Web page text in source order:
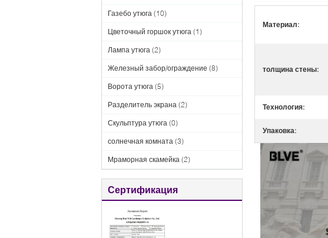
Газебо утюга (10)
Цветочный горшок утюга (1)
Лампа утюга (2)
Железный забор/ограждение (8)
Ворота утюга (5)
Разделитель экрана (2)
Скульптура утюга (0)
солнечная комната (3)
Мраморная скамейка (2)
Сертификация
Материал:
толщина стены:
Технология:
Упаковка: